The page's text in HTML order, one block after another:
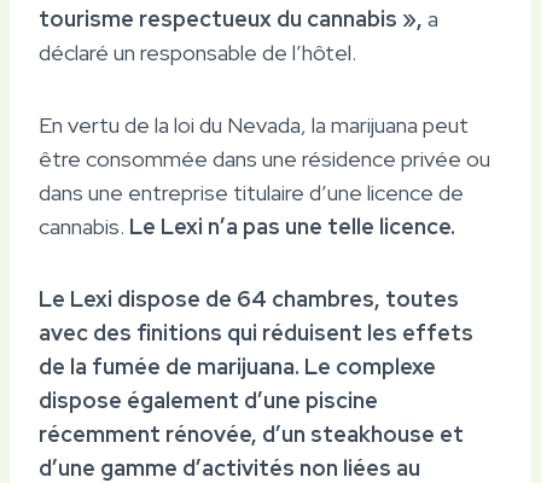
tourisme respectueux du cannabis », a
déclaré un responsable de l’hôtel.
En vertu de la loi du Nevada, la marijuana peut
être consommée dans une résidence privée ou
dans une entreprise titulaire d’une licence de
cannabis. Le Lexi n’a pas une telle licence.
Le Lexi dispose de 64 chambres, toutes
avec des finitions qui réduisent les effets
de la fumée de marijuana. Le complexe
dispose également d’une piscine
récemment rénovée, d’un steakhouse et
d’une gamme d’activités non liées au